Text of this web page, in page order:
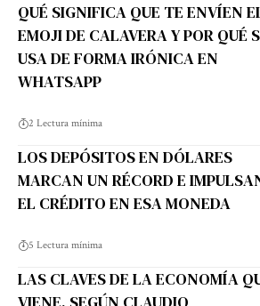
QUÉ SIGNIFICA QUE TE ENVÍEN
EMOJI DE CALAVERA Y POR QUÉ
USA DE FORMA IRÓNICA EN
WHATSAPP
2 Lectura mínima
LOS DEPÓSITOS EN DÓLARES
MARCAN UN RÉCORD E
EL CRÉDITO EN ESA MONEDA
5 Lectura mínima
LAS CLAVES DE LA ECONOMÍA